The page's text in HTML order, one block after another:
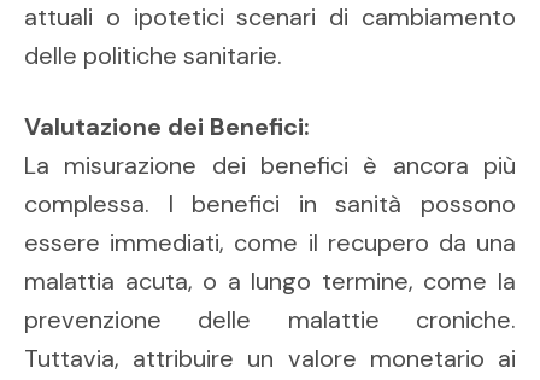
attuali o ipotetici scenari di cambiamento
delle politiche sanitarie.
Valutazione dei Benefici:
La misurazione dei benefici è ancora più
complessa. I benefici in sanità possono
essere immediati, come il recupero da una
malattia acuta, o a lungo termine, come la
prevenzione delle malattie croniche.
Tuttavia, attribuire un valore monetario ai